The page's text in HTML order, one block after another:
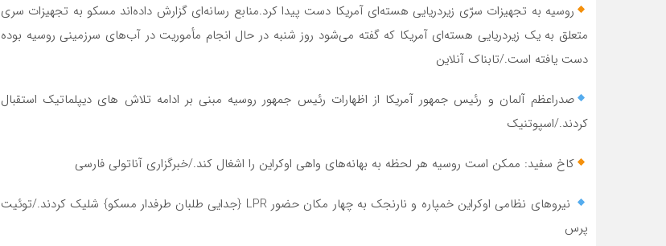
روسیه به تجهیزات سرّی زیردریایی هسته‌ای آمریکا دست پیدا کرد.منابع رسانه‌ای گزارش داده‌اند مسکو به تجهیزات سری
متعلق به یک زیردریایی هسته‌ای آمریکا که گفته می‌شود روز شنبه در حال انجام مأموریت در آب‌های سرزمینی روسیه بوده
دست یافته است./تابناک آنلاین
صدراعظم آلمان و رئیس جمهور آمریکا از اظهارات رئیس جمهور روسیه مبنی بر ادامه تلاش های دیپلماتیک استقبال
کردند./اسپوتنیک
کاخ سفید: ممکن است روسیه هر لحظه به بهانه‌های واهی اوکراین را اشغال کند./خبرگزاری آناتولی فارسی
نیروهای نظامی اوکراین خمپاره و نارنجک به چهار مکان حضور LPR {جدایی طلبان طرفدار مسکو} شلیک کردند./توئیت
پرس